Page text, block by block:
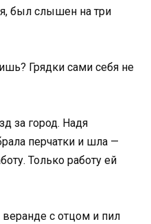
был слышен на три
Грядки сами себя не
за город. Надя
перчатки и шла —
Только работу ей
с отцом и пил